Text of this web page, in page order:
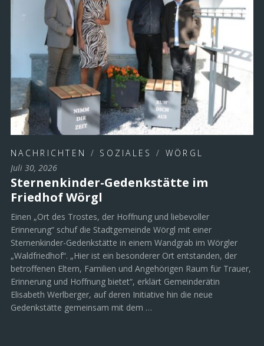
NACHRICHTEN / SOZIALES / WÖRGL
Juli 30, 2026
Sternenkinder-Gedenkstätte im
Friedhof Wörgl
Einen „Ort des Trostes, der Hoffnung und liebevoller
Erinnerung“ schuf die Stadtgemeinde Wörgl mit einer
Sternenkinder-Gedenkstätte in einem Wandgrab im Wörgler
„Waldfriedhof“. „Hier ist ein besonderer Ort entstanden, der
betroffenen Eltern, Familien und Angehörigen Raum für Trauer,
Erinnerung und Hoffnung bietet“, erklärt Gemeinderätin
Elisabeth Werlberger, auf deren Initiative hin die neue
Gedenkstätte gemeinsam mit dem …